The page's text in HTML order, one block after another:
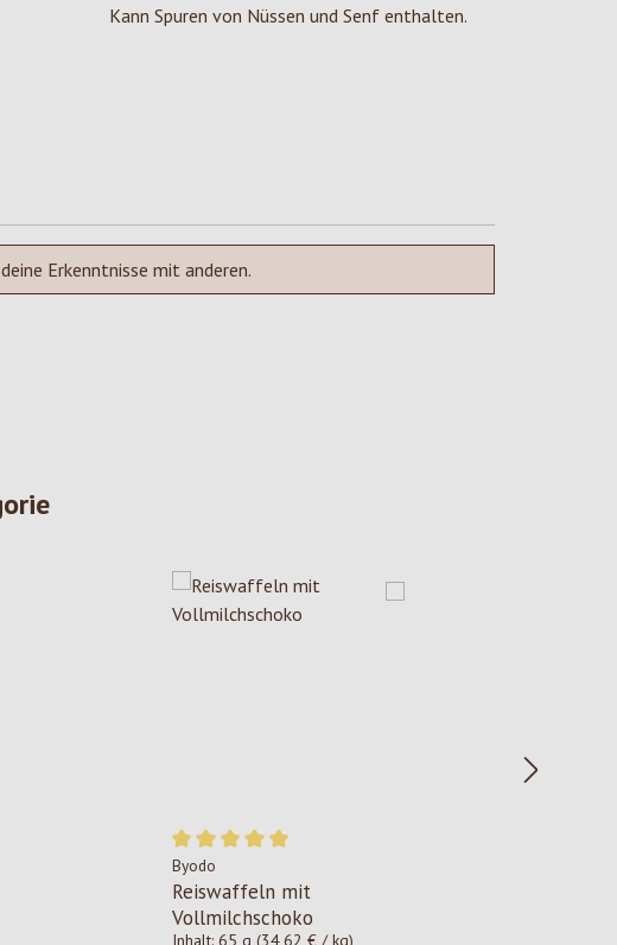
Kann Spuren von Nüssen und Senf enthalten.
Erkenntnisse mit anderen.
Durchschnittliche Bewertung von 5 von 5 Sternen
Byodo
Reiswaffeln mit
Vollmilchschoko
Inhalt: 65 g (34,62 € / kg)